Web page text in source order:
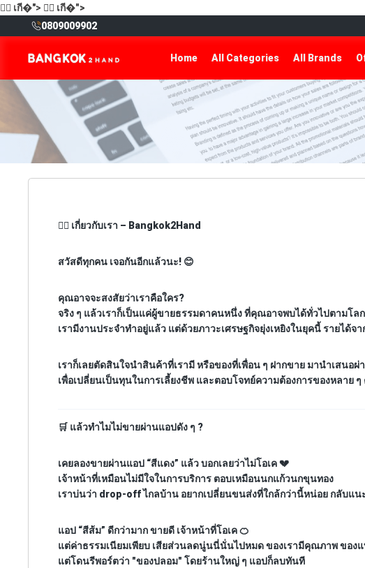
🙋‍♂️ เกี�"> 🙋‍♂️ เกี�">
0809009902
Home All Categories All Brands
🙋‍♂️ เกี่ยวกับเรา – Bangkok2Hand
สวัสดีทุกคน เจอกันอีกแล้วนะ! 😊
คุณอาจจะสงสัยว่าเราคือใคร?
จริง ๆ แล้วเราก็เป็นแค่ผู้ขายธรรมดาคนหนึ่ง ที่คุณอาจพบได้ทั่วไปตามโล
เรามีงานประจำทำอยู่แล้ว แต่ด้วยภาวะเศรษฐกิจยุ่งเหยิงในยุคนี้ รายได้จ
เราก็เลยตัดสินใจนำสินค้าที่เรามี หรือของที่เพื่อน ๆ ฝากขาย มานำเสนอผ่
เพื่อเปลี่ยนเป็นทุนในการเลี้ยงชีพ และตอบโจทย์ความต้องการของหลาย ๆ
🛒 แล้วทำไมไม่ขายผ่านแอปดัง ๆ ?
เคยลองขายผ่านแอป “สีแดง” แล้ว บอกเลยว่าไม่โอเค 💔
เจ้าหน้าที่เหมือนไม่มีใจในการบริการ ตอบเหมือนนกแก้วนกขุนทอง
เราบ่นว่า drop-off ไกลบ้าน อยากเปลี่ยนขนส่งที่ใกล้กว่านี้หน่อย กลับแน
แอป “สีส้ม” ดีกว่ามาก ขายดี เจ้าหน้าที่โอเค 🍊
แต่ค่าธรรมเนียมเพียบ เสียส่วนลดนู่นนี่นั่นไปหมด ของเรามีคุณภาพ ของ
แต่โดนรีพอร์ตว่า "ของปลอม" โดยร้านใหญ่ ๆ แอปก็ลบทันที